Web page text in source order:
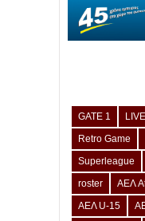
GATE 1 LIVE
Retro Game
Superleague
roster
ΑΕΛ
ΑΕΛ U-15